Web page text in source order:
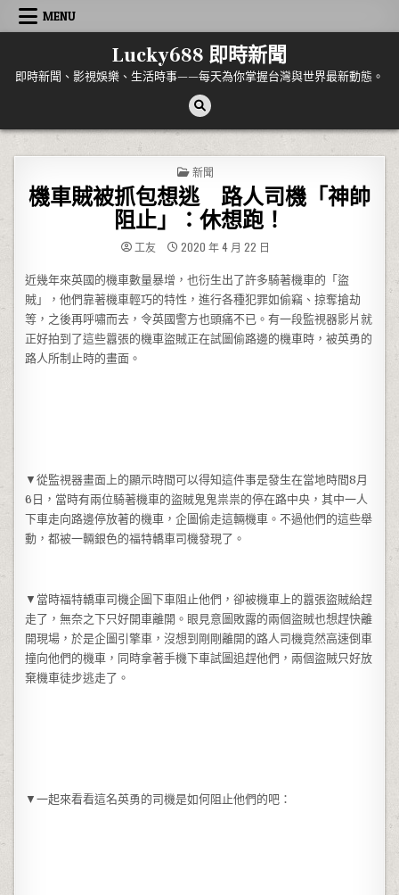
Skip to content
MENU
Lucky688 即時新聞
即時新聞、影視娛樂、生活時事——每天為你掌握台灣與世界最新動態。
POSTED IN
新聞
機車賊被抓包想逃 路人司機「神帥
阻止」：休想跑！
工友 2020 年 4 月 22 日
近幾年來英國的機車數量暴增，也衍生出了許多騎著機車的「盜
賊」，他們靠著機車輕巧的特性，進行各種犯罪如偷竊、掠奪搶劫
等，之後再呼嘯而去，令英國警方也頭痛不已。有一段監視器影片就
正好拍到了這些囂張的機車盜賊正在試圖偷路邊的機車時，被英勇的
路人所制止時的畫面。
▼從監視器畫面上的顯示時間可以得知這件事是發生在當地時間8月
6日，當時有兩位騎著機車的盜賊鬼鬼祟祟的停在路中央，其中一人
下車走向路邊停放著的機車，企圖偷走這輛機車。不過他們的這些舉
動，都被一輛銀色的福特轎車司機發現了。
▼當時福特轎車司機企圖下車阻止他們，卻被機車上的囂張盜賊給趕
走了，無奈之下只好開車離開。眼見意圖敗露的兩個盜賊也想趕快離
開現場，於是企圖引擎車，沒想到剛剛離開的路人司機竟然高速倒車
撞向他們的機車，同時拿著手機下車試圖追趕他們，兩個盜賊只好放
棄機車徒步逃走了。
▼一起來看看這名英勇的司機是如何阻止他們的吧：